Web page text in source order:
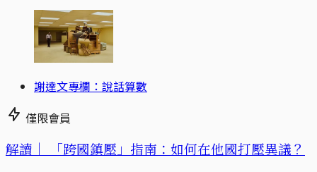
謝達文專欄：說話算數
僅限會員
解讀｜ 「跨國鎮壓」指南：如何在他國打壓異議？